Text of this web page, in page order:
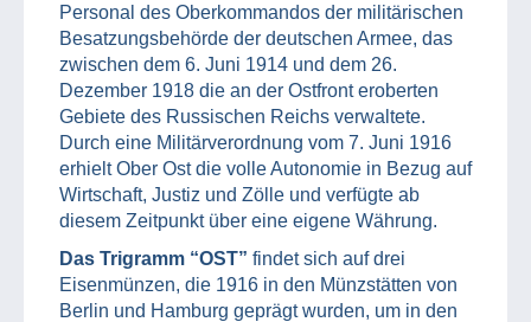
Personal des Oberkommandos der militärischen
Besatzungsbehörde der deutschen Armee, das
zwischen dem 6. Juni 1914 und dem 26.
Dezember 1918 die an der Ostfront eroberten
Gebiete des Russischen Reichs verwaltete.
Durch eine Militärverordnung vom 7. Juni 1916
erhielt Ober Ost die volle Autonomie in Bezug auf
Wirtschaft, Justiz und Zölle und verfügte ab
diesem Zeitpunkt über eine eigene Währung.
Das Trigramm “OST” findet sich auf drei
Eisenmünzen, die 1916 in den Münzstätten von
Berlin und Hamburg geprägt wurden, um in den